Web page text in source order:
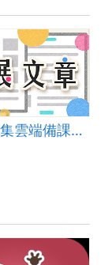
教育大市集雲端備課最佳利器~奇妙種子為例